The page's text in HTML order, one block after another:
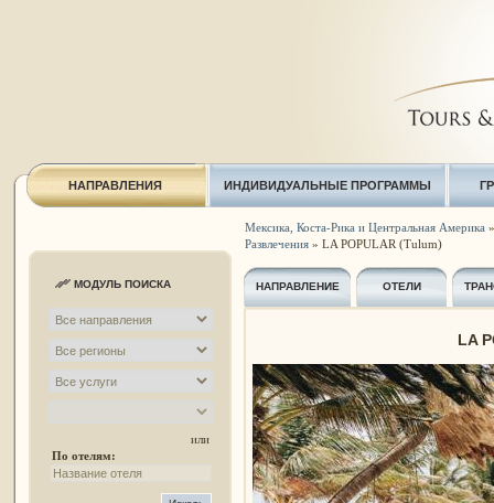
НАПРАВЛЕНИЯ ИНДИВИДУАЛЬНЫЕ ПРОГРАММЫ
МОДУЛЬ ПОИСКА
или
По отелям:
Мексика, Коста-Рика и Центральная Америка
Развлечения» LA POPULAR (Tulum)
НАПРАВЛЕНИЕ ОТЕЛИ
LA